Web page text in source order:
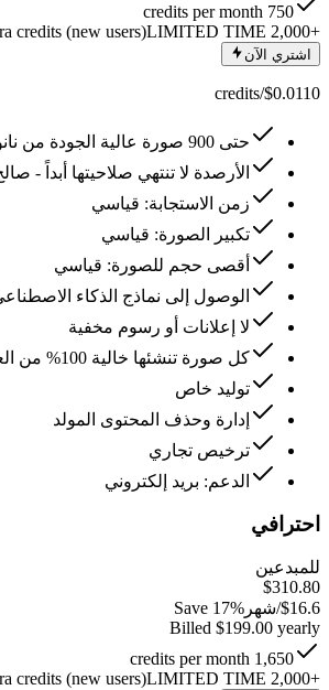
750 credits per month
+2,000 extra credits (new users)
LIMITED TIME
اشتري الآن
$0.0110/credits
حتى 900 صورة عالية الجودة من نانو بنانا الذكي
الأرصدة لا تنتهي صلاحيتها أبداً -
زمن الاستجابة: قياسي
تكبير الصورة: قياسي
أقصى حجم للصورة: قياسي
الوصول إلى نماذج الذكاء
لا إعلانات أو رسوم مخفية
كل صورة تنشئها خالية 100% من العلامة المائية
توليد خاص
إدارة وحذف المحتوى المولد
ترخيص تجاري
الدعم: بريد إلكتروني
احترافي
للمبدعين
$310.80
$16.6 /شهر Save 17%
Billed $199.00 yearly
1,650 credits per month
+2,000 extra credits (new users)
LIMITED TIME